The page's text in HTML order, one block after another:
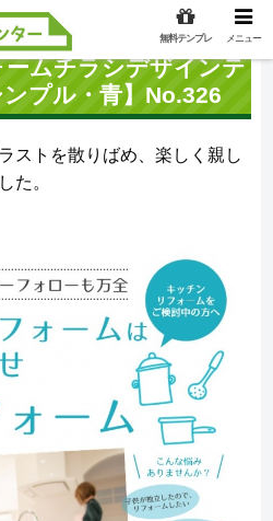
ムチラシデザインテ
プル・青】No.326
ストを散りばめ、楽しく親し
た。
無料テンプレ メニュー